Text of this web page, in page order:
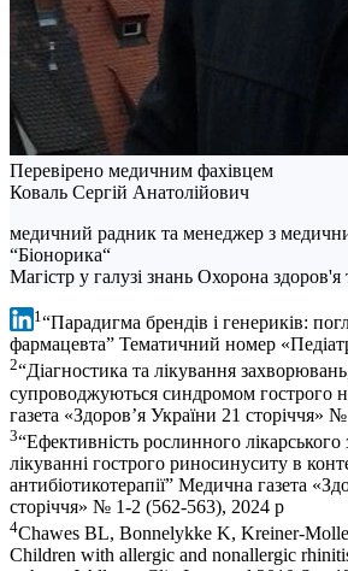
Перевірено медичним фахівцем
Коваль Сергій Анатолійович
медичний радник та менеджер з
“Біонорика“
Магістр у галузі знань Охорона здоров'я
1“Парадигма брендів і генериків:
фармацевта” Тематичний номер
2“Діагностика та лікування
супроводжуються синдромом гострого
газета «Здоров’я України 21 сторіччя»
3“Ефективність рослинного
лікуванні гострого риносинуситу в
антибіотикотерапії” Медична газета
сторіччя» № 1-2 (562-563), 2024 р
4Chawes BL, Bonnelykke K, Kreiner-
Children with allergic and nonallergic